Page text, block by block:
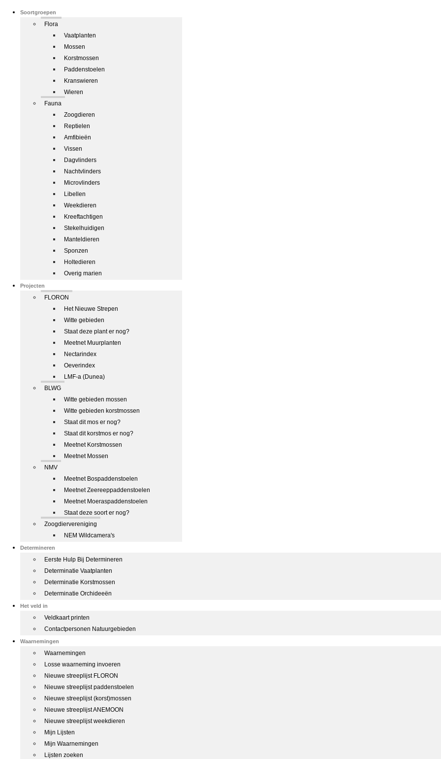
Soortgroepen
Flora
Vaatplanten
Mossen
Korstmossen
Paddenstoelen
Kranswieren
Wieren
Fauna
Zoogdieren
Reptielen
Amfibieën
Vissen
Dagvlinders
Nachtvlinders
Microvlinders
Libellen
Weekdieren
Kreeftachtigen
Stekelhuidigen
Manteldieren
Sponzen
Holtedieren
Overig marien
Projecten
FLORON
Het Nieuwe Strepen
Witte gebieden
Staat deze plant er nog?
Meetnet Muurplanten
Nectarindex
Oeverindex
LMF-a (Dunea)
BLWG
Witte gebieden mossen
Witte gebieden korstmossen
Staat dit mos er nog?
Staat dit korstmos er nog?
Meetnet Korstmossen
Meetnet Mossen
NMV
Meetnet Bospaddenstoelen
Meetnet Zeereeppaddenstoelen
Meetnet Moeraspaddenstoelen
Staat deze soort er nog?
Zoogdiervereniging
NEM Wildcamera's
Determineren
Eerste Hulp Bij Determineren
Determinatie Vaatplanten
Determinatie Korstmossen
Determinatie Orchideeën
Het veld in
Veldkaart printen
Contactpersonen Natuurgebieden
Waarnemingen
Waarnemingen
Losse waarneming invoeren
Nieuwe streeplijst FLORON
Nieuwe streeplijst paddenstoelen
Nieuwe streeplijst (korst)mossen
Nieuwe streeplijst ANEMOON
Nieuwe streeplijst weekdieren
Mijn Lijsten
Mijn Waarnemingen
Lijsten zoeken